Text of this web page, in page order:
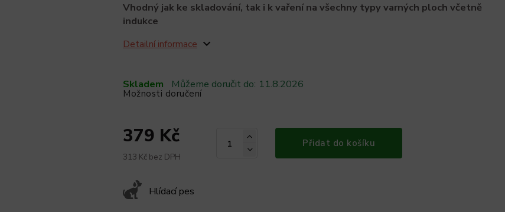
Skladem Můžeme doručit do: 11.8.2026
Možnosti doručení
379 Kč
313 Kč bez DPH
Přidat do košíku
Hlídací pes
Vhodný jak ke skladování, tak i k vaření na všechny typy varných ploch včetně
indukce
Detailní informace